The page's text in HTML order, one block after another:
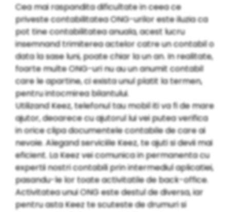
Cea mai raspandita dificultate in ceea ce
priveste contabilitatea ONG-urilor este iluzia ca
pot tine contabilitatea anuala, acest lucru
insemnand trimiterea actelor catre un contabil o
data la sase luni, poate chiar la un an. In realitate,
foarte multe ONG-uri nu au un anumit contabil
care le apartine, ci exista unul platit la termen,
pentru intocmirea bilantului.
Utilizand Keez, telefonul tau mobil iti va fi de mare
ajutor, deoarece cu ajutorul lui vei putea verifica
in orice clipa documentele contabile de care ai
nevoie. Alegand serviciile Keez, te ajuti si devii mai
eficient. La Keez vei comunica in permanenta cu
expertii nostri contabili prin intermediul aplicatiei,
pasandu-le lor toate activitatile de back-office.
Activitatea unui ONG este destul de diversa, iar
pentru asta Keez te scuteste de drumuri si